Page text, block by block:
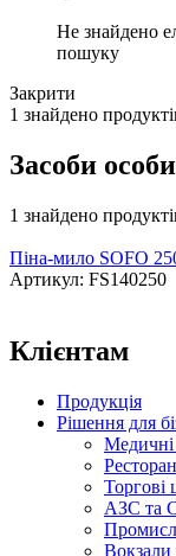
Не знайдено
пошуку
Закрити
1 знайдено
Засоби
1 знайдено
Піна-мило SOFO
Артикул: FS140250
Клієнтам
Продукція
Рішення для
Медичні
Торгові
АЗС та
Вокзали